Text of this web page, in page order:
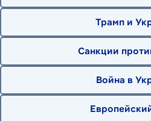
Трамп и
Санкции
Война в